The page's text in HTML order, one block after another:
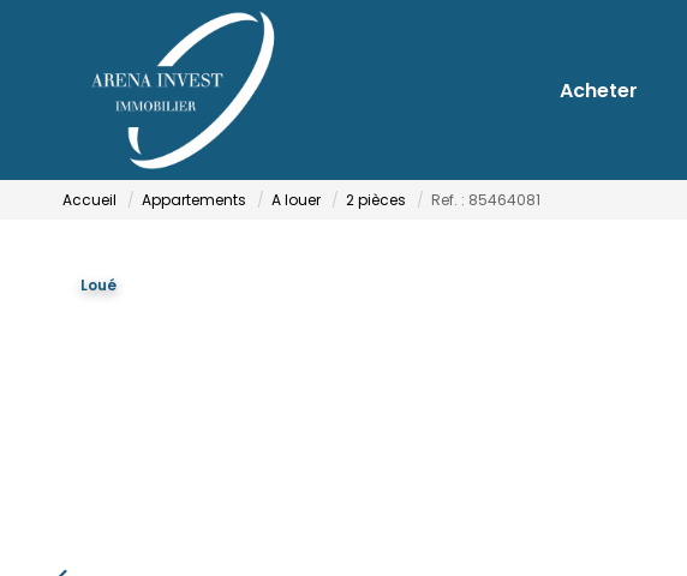
Acheter
Accueil Appartements A louer 2 pièces Ref. : 85464081
Loué